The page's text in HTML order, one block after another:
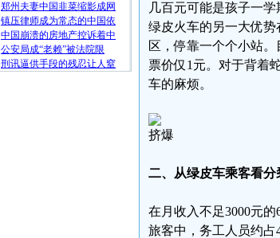
郑州夫妻中国韭菜缩影成网
镇压律师成为常态的中国依
中国崩溃的房地产控诉着中
公安局成“老赖”被法院限
刑讯逼供手段的残忍让人窒
几百元可能是孩子一学
绿皮火车的另一大优
区，停靠一个个小站
票价仅1元。对于背着
车的麻烦。
挤爆
二、从绿皮车乘客看分
在月收入不足3000元
旅客中，务工人员约占